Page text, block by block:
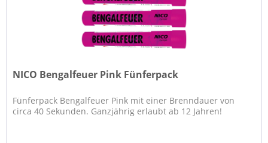
NICO Bengalfeuer Pink Fünferpack
Fünferpack Bengalfeuer Pink mit einer Brenndauer von
circa 40 Sekunden. Ganzjährig erlaubt ab 12 Jahren!